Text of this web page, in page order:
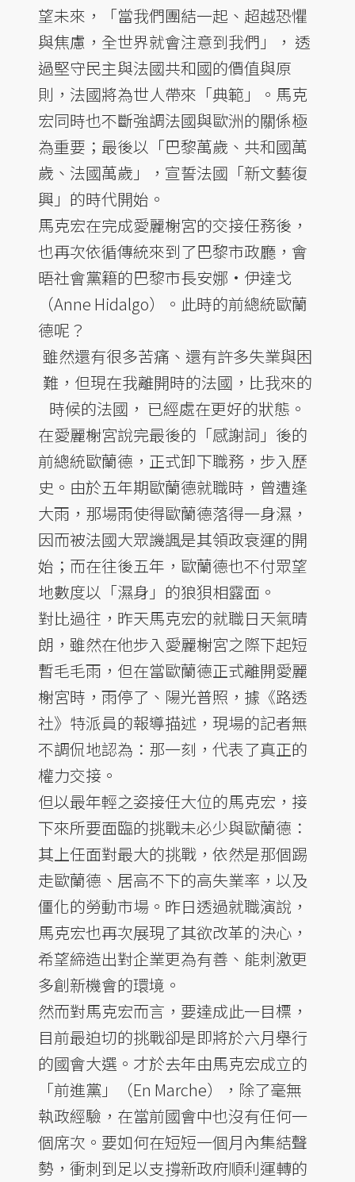
望未來，「當我們團結一起、超越恐懼
與焦慮，全世界就會注意到我們」， 透
過堅守民主與法國共和國的價值與原
則，法國將為世人帶來「典範」。馬克
宏同時也不斷強調法國與歐洲的關係極
為重要；最後以「巴黎萬歲、共和國萬
歲、法國萬歲」，宣誓法國「新文藝復
興」的時代開始。
馬克宏在完成愛麗榭宮的交接任務後，
也再次依循傳統來到了巴黎市政廳，會
晤社會黨籍的巴黎市長安娜·伊達戈
（Anne Hidalgo）。此時的前總統歐蘭
德呢？
雖然還有很多苦痛、還有許多失業與困
難，但現在我離開時的法國，比我來的
時候的法國， 已經處在更好的狀態。
在愛麗榭宮說完最後的「感謝詞」後的
前總統歐蘭德，正式卸下職務，步入歷
史。由於五年期歐蘭德就職時，曾遭逢
大雨，那場雨使得歐蘭德落得一身濕，
因而被法國大眾譏諷是其領政衰運的開
始；而在往後五年，歐蘭德也不付眾望
地數度以「濕身」的狼狽相露面。
對比過往，昨天馬克宏的就職日天氣晴
朗，雖然在他步入愛麗榭宮之際下起短
暫毛毛雨，但在當歐蘭德正式離開愛麗
榭宮時，雨停了、陽光普照，據《路透
社》特派員的報導描述，現場的記者無
不調侃地認為：那一刻，代表了真正的
權力交接。
但以最年輕之姿接任大位的馬克宏，接
下來所要面臨的挑戰未必少與歐蘭德：
其上任面對最大的挑戰，依然是那個踢
走歐蘭德、居高不下的高失業率，以及
僵化的勞動市場。昨日透過就職演說，
馬克宏也再次展現了其欲改革的決心，
希望締造出對企業更為有善、能刺激更
多創新機會的環境。
然而對馬克宏而言，要達成此一目標，
目前最迫切的挑戰卻是即將於六月舉行
的國會大選。才於去年由馬克宏成立的
「前進黨」（En Marche），除了毫無
執政經驗，在當前國會中也沒有任何一
個席次。要如何在短短一個月內集結聲
勢，衝刺到足以支撐新政府順利運轉的